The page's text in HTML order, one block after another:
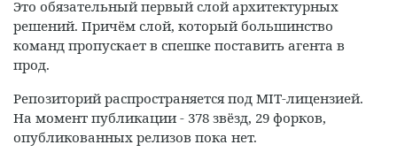
Это обязательный первый слой архитектурных
решений. Причём слой, который большинство
команд пропускает в спешке поставить агента в
прод.
Репозиторий распространяется под MIT-лицензией.
На момент публикации - 378 звёзд, 29 форков,
опубликованных релизов пока нет.